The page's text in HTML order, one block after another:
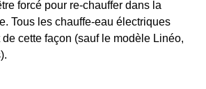
forcé pour re-chauffer dans la
Tous les chauffe-eau électriques
cette façon (sauf le modèle Linéo,